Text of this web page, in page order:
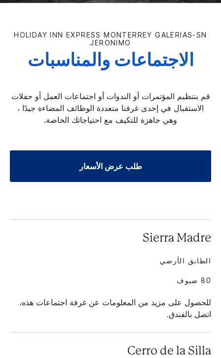
HOLIDAY INN EXPRESS MONTERREY GALERIAS-SN
JERONIMO
الاجتماعات والمناسبات
قم بتنظيم المؤتمرات أو الندوات أو اجتماعات العمل أو حفلات
الاستقبال في إحدى غرفنا متعددة الوظائف المضاءة جيدًا ،
وهي جاهزة للتكيف مع احتياجاتك الخاصة.
طلب عرض الأسعار
Sierra Madre
للحصول على مزيد من المعلومات عن غرفة اجتماعات هذه،
اتصل بالفندق.
الطابق الأرضي
80 ضيوف
Cerro de la Silla